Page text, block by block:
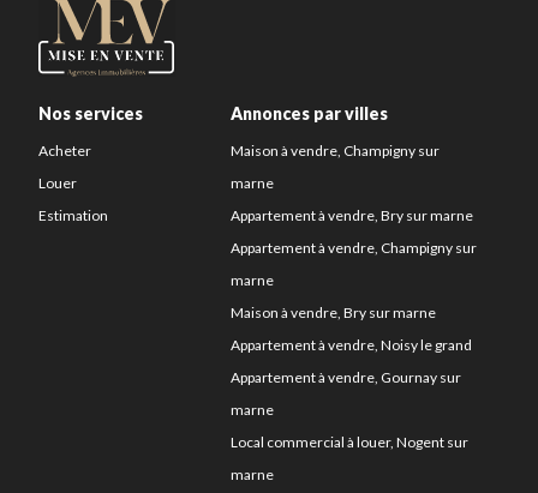
Nos services
Acheter
Louer
Estimation
Annonces par villes
Maison à vendre, Champigny sur
marne
Appartement à vendre, Bry sur marne
Appartement à vendre, Champigny sur
marne
Maison à vendre, Bry sur marne
Appartement à vendre, Noisy le grand
Appartement à vendre, Gournay sur
marne
Local commercial à louer, Nogent sur
marne